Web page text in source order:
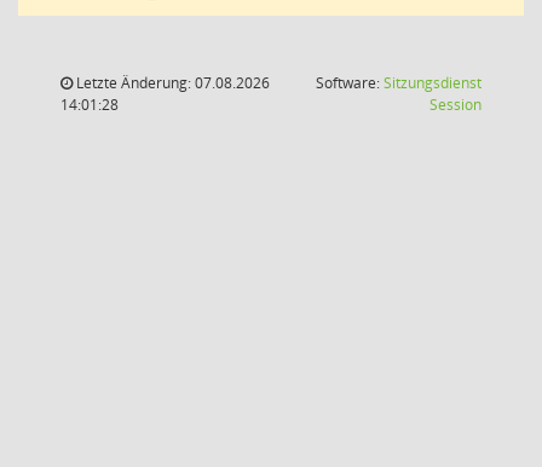
Letzte Änderung: 07.08.2026
14:01:28
Software:Sitzungsdienst
Session(Wird in